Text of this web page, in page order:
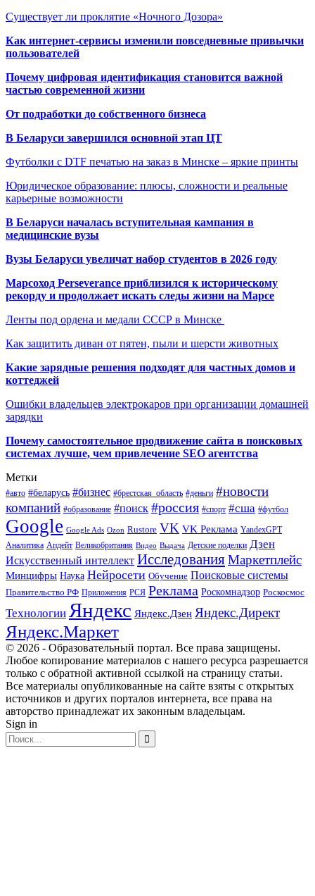
Существует ли проклятие «Ночного Дозора»
Как интернет-сервисы изменили повседневные привычки
пользователей
Почему цифровая идентификация становится важной
частью современной жизни
От подработки до собственного бизнеса
В Беларуси завершился основной этап ЦТ
Футболки с DTF печатью на заказ в Минске – яркие принты
Юридическое образование: плюсы, сложности и реальные
карьерные возможности
В Беларуси началась вступительная кампания в
медицинские вузы
Вузы Беларуси увеличат набор студентов в 2026 году
Марсоход Perseverance приблизился к историческому
рекорду и продолжает искать следы жизни на Марсе
Ленты под ордена и медали СССР в Минске
Как защитить диван от пятен, пыли и шерсти животных
Какие зарядные решения подходят для частных домов и
коттеджей
Ошибки владельцев электрокаров при организации домашней
зарядки
Почему самостоятельное продвижение сайта в поисковых
системах лучше, чем привлечение SEO агентства
Метки
#авто #беларусь #бизнес #брестская_область #деньги #новости
компаний #образование #поиск #россия #спорт #сша #футбол
Google Google Ads Ozon Rustore VK VK Реклама YandexGPT
Аналитика Апдейт Великобритания Видео Выдача Детские поделки Дзен
Искусственный интеллект ИсследованияМаркетплейс
Минцифры Наука Нейросети Обучение Поисковые системы
Правительство РФ Приложения РСЯ Реклама Роскомнадзор Роскосмос
Технологии Яндекс Яндекс.Дзен Яндекс.Директ
Яндекс.Маркет
© 2026 - Образовательный портал. Все права защищены.
Любое копирование материалов с нашего ресурса разрешается
только с обратной активной ссылкой на страницу статьи.
Все материалы опубликованные на сайте взяты с открытых
источников и других порталов интернета, все права на
авторство принадлежат их законным владельцам.
Sign in